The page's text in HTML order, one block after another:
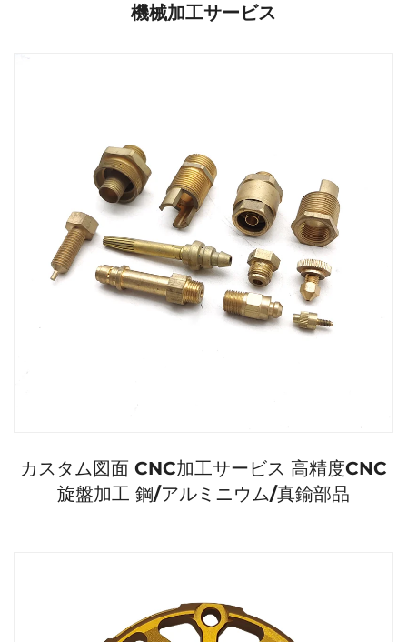
機械加工サービス
カスタム図面 CNC加工サービス 高精度CNC
旋盤加工 鋼/アルミニウム/真鍮部品